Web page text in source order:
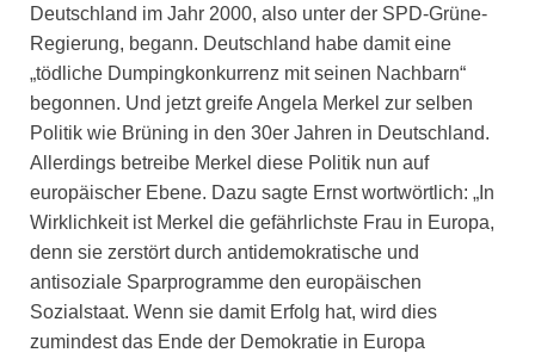
Deutschland im Jahr 2000, also unter der SPD-Grüne-
Regierung, begann. Deutschland habe damit eine
„tödliche Dumpingkonkurrenz mit seinen Nachbarn“
begonnen. Und jetzt greife Angela Merkel zur selben
Politik wie Brüning in den 30er Jahren in Deutschland.
Allerdings betreibe Merkel diese Politik nun auf
europäischer Ebene. Dazu sagte Ernst wortwörtlich: „In
Wirklichkeit ist Merkel die gefährlichste Frau in Europa,
denn sie zerstört durch antidemokratische und
antisoziale Sparprogramme den europäischen
Sozialstaat. Wenn sie damit Erfolg hat, wird dies
zumindest das Ende der Demokratie in Europa